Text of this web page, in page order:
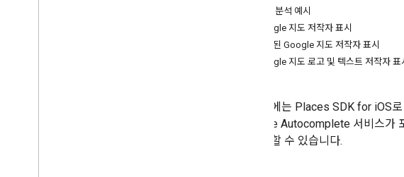
기여 분석 예시
Google 지도 저작자 표시
포함된 Google 지도 저작자 표시
Google 지도 로고 및 텍스트 저작자 표
이 문서에는 Places SDK for iOS
인 Place Autocomplete 서비스가
서 확인할 수 있습니다.